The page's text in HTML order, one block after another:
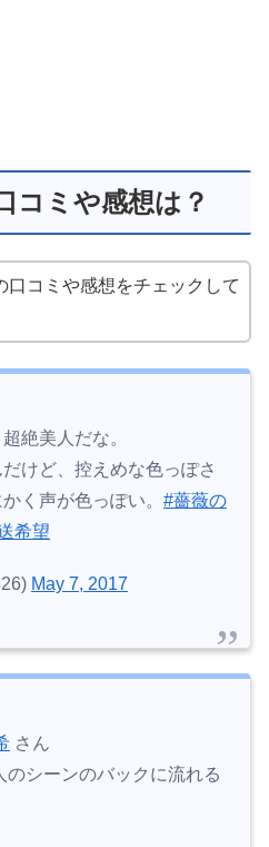
コミや感想は？
口コミや感想をチェックして
絶美人だな。
けど、控えめな色っぽさ
く声が色っぽい。 #薔薇の
希望
May 7, 2017
さん
シーンのバックに流れる